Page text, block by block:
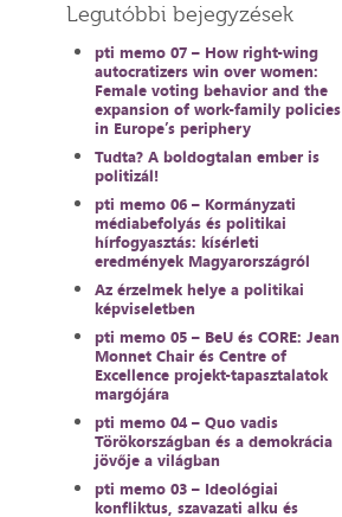
Legutóbbi bejegyzések
pti memo 07 – How right-wing
autocratizers win over women:
Female voting behavior and the
expansion of work-family policies
in Europe’s periphery
Tudta? A boldogtalan ember is
politizál!
pti memo 06 – Kormányzati
médiabefolyás és politikai
hírfogyasztás: kísérleti
eredmények Magyarországról
Az érzelmek helye a politikai
képviseletben
pti memo 05 – BeU és CORE: Jean
Monnet Chair és Centre of
Excellence projekt-tapasztalatok
margójára
pti memo 04 – Quo vadis
Törökországban és a demokrácia
jövője a világban
pti memo 03 – Ideológiai
konfliktus, szavazati alku és